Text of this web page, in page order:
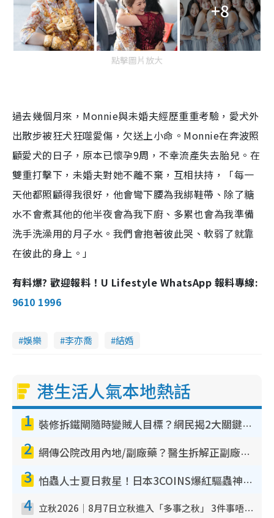
+8
點擊圖片放大
過去幾個月來，Monnie與未婚夫經歷重重考驗，愛犬外
出散步被狂犬狂噬愛傷，欠送上小命。Monnie在奔波照
顧愛犬的日子，原本已懷孕9周，不幸流產失去胎兒。在
雙重打擊下，未婚夫對她不離不棄，互相扶持，「每一
天他都照顧得我很好，他會彎下腰為我綁鞋帶、除了糖
水不會煮其他的他半夜會為我下廚、多累也會為我準備
洗手洗澡用的月子水。我們會抱著彼此哭、軟弱了就靠
在彼此的身上。」
有料爆? 歡迎報料！U Lifestyle WhatsApp 報料專線:
9610 1996
娛樂 李亦喬 結婚
港生活人氣本地熱話
1 裝修拆鐵閘隨時變賊人目標？網民揭2大關鍵用途：裝新式等於白裝？附新舊鐵閘分別
2 網傳公院改用內地/副廠藥？醫生拆解正副廠分別 揭4類人換藥隨時出事
3 怕蟲人士夏日救星！日本3COINS爆紅驅蟲神器$45起 1招「全程免觸碰」輕鬆搞定小強
4 立秋2026｜8月7日立秋進入「多事之秋」 3件事唔做得！專家教6招開運 清枱頭／銀包納氣接好運